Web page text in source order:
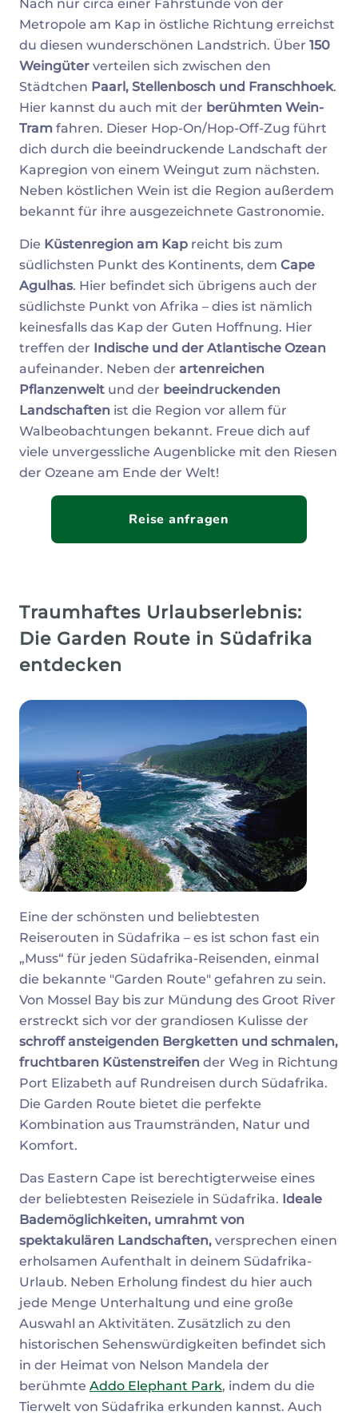
Nach nur circa einer Fahrstunde von der
Metropole am Kap in östliche Richtung erreichst
du diesen wunderschönen Landstrich. Über 150
Weingüter verteilen sich zwischen den
Städtchen Paarl, Stellenbosch und Franschhoek.
Hier kannst du auch mit der berühmten Wein-
Tram fahren. Dieser Hop-On/Hop-Off-Zug führt
dich durch die beeindruckende Landschaft der
Kapregion von einem Weingut zum nächsten.
Neben köstlichen Wein ist die Region außerdem
bekannt für ihre ausgezeichnete Gastronomie.
Die Küstenregion am Kap reicht bis zum
südlichsten Punkt des Kontinents, dem Cape
Agulhas. Hier befindet sich übrigens auch der
südlichste Punkt von Afrika – dies ist nämlich
keinesfalls das Kap der Guten Hoffnung. Hier
treffen der Indische und der Atlantische Ozean
aufeinander. Neben der artenreichen
Pflanzenwelt und der beeindruckenden
Landschaften ist die Region vor allem für
Walbeobachtungen bekannt. Freue dich auf
viele unvergessliche Augenblicke mit den Riesen
der Ozeane am Ende der Welt!
Reise anfragen
Traumhaftes Urlaubserlebnis:
Die Garden Route in Südafrika
entdecken
Eine der schönsten und beliebtesten
Reiserouten in Südafrika – es ist schon fast ein
„Muss“ für jeden Südafrika-Reisenden, einmal
die bekannte "Garden Route" gefahren zu sein.
Von Mossel Bay bis zur Mündung des Groot River
erstreckt sich vor der grandiosen Kulisse der
schroff ansteigenden Bergketten und schmalen,
fruchtbaren Küstenstreifen der Weg in Richtung
Port Elizabeth auf Rundreisen durch Südafrika.
Die Garden Route bietet die perfekte
Kombination aus Traumstränden, Natur und
Komfort.
Das Eastern Cape ist berechtigterweise eines
der beliebtesten Reiseziele in Südafrika. Ideale
Bademöglichkeiten, umrahmt von
spektakulären Landschaften, versprechen einen
erholsamen Aufenthalt in deinem Südafrika-
Urlaub. Neben Erholung findest du hier auch
jede Menge Unterhaltung und eine große
Auswahl an Aktivitäten. Zusätzlich zu den
historischen Sehenswürdigkeiten befindet sich
in der Heimat von Nelson Mandela der
berühmte Addo Elephant Park, indem du die
Tierwelt von Südafrika erkunden kannst. Auch